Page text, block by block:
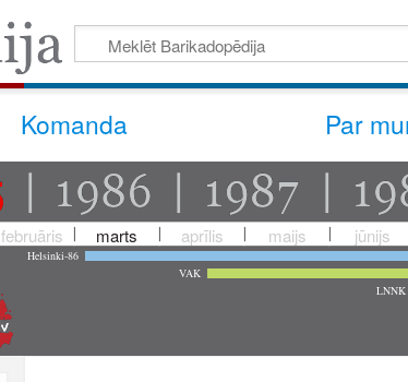
Komanda Par
februāris marts aprīlis maijs jūnijs
Helsinki-86
VAK
LNNK